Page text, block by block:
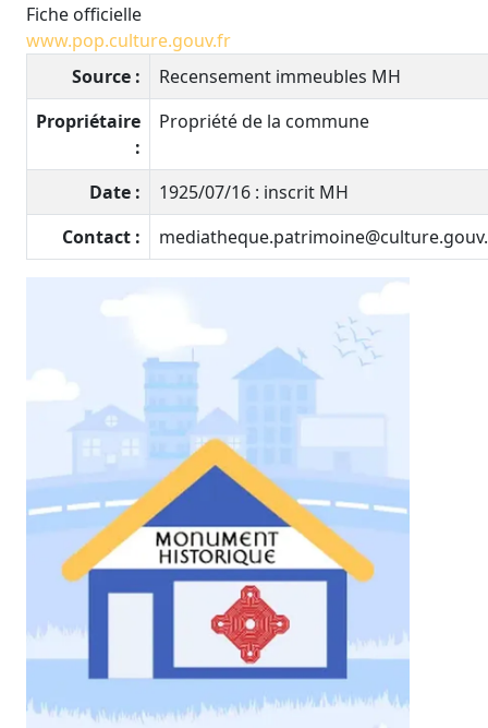
Fiche officielle
www.pop.culture.gouv.fr
Source :
Recensement immeubles MH
Propriétaire
:
Propriété de la commune
Date :
1925/07/16 : inscrit MH
Contact :